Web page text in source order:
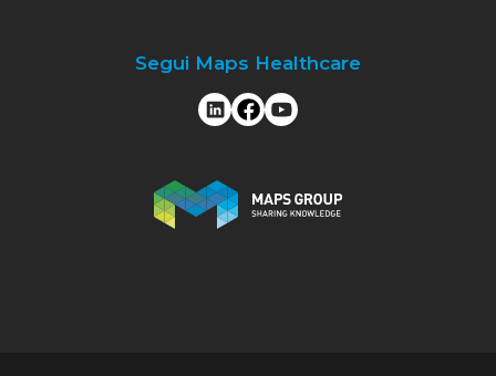
Segui Maps Healthcare